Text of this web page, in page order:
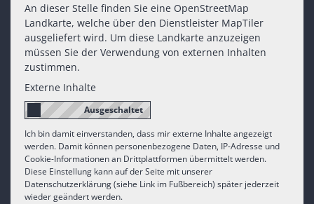
An dieser Stelle finden Sie eine OpenStreetMap
Landkarte, welche über den Dienstleister MapTiler
ausgeliefert wird. Um diese Landkarte anzuzeigen
müssen Sie der Verwendung von externen Inhalten
zustimmen.
Externe Inhalte
Ich bin damit einverstanden, dass mir externe Inhalte angezeigt
werden. Damit können personenbezogene Daten, IP-Adresse und
Cookie-Informationen an Drittplattformen übermittelt werden.
Diese Einstellung kann auf der Seite mit unserer
Datenschutzerklärung (siehe Link im Fußbereich) später jederzeit
wieder geändert werden.